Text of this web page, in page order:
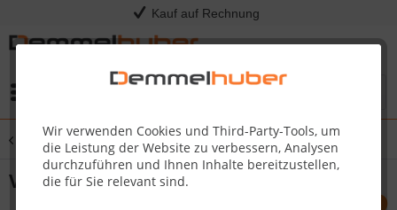
Kauf auf Rechnung
Wir verwenden Cookies und Third-Party-Tools, um
die Leistung der Website zu verbessern, Analysen
durchzuführen und Ihnen Inhalte bereitzustellen,
die für Sie relevant sind.
Übersicht Alu-Unterkonstruktion
Verbinder für BASEDECK Schiene